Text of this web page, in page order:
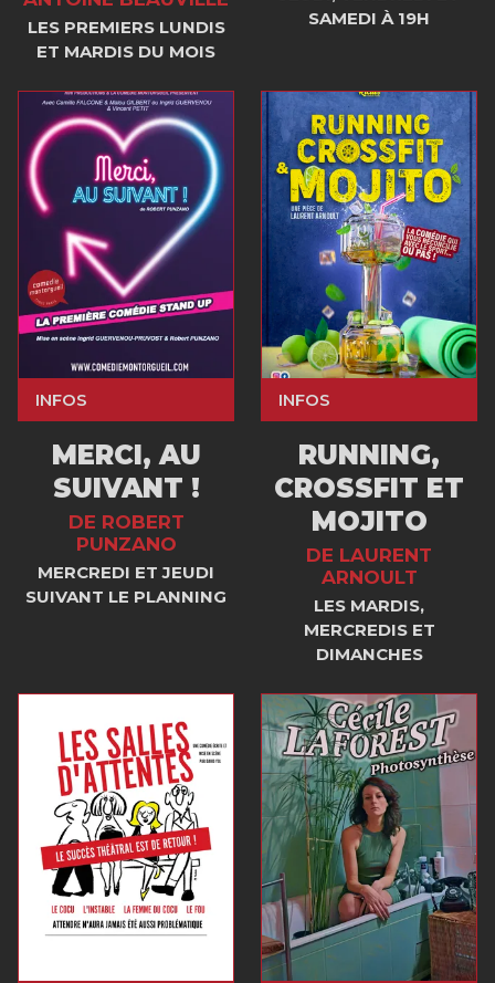
LES PREMIERS LUNDIS
ET MARDIS DU MOIS
SAMEDI À 19H
INFOS
MERCI, AU
SUIVANT !
DE ROBERT
PUNZANO
MERCREDI ET JEUDI
SUIVANT LE PLANNING
INFOS
RUNNING,
CROSSFIT ET
MOJITO
DE LAURENT
ARNOULT
LES MARDIS,
MERCREDIS ET
DIMANCHES